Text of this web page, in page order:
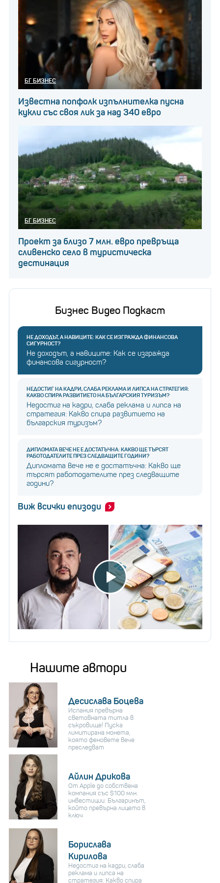
Почивка в Египет срещу
почивка в Тунис: Как да
изберем къде да отидем?
Учените откриха доказателства, че филтриране
на водата и хидравличната система може да са
която се смята, че е била построена надолу по
течението от водосбора.
Вътрешната архитектура на стъпалообразната
пирамида е в съответствие с хидравлично
повдигащо устройство, за което никога не е
съобщавано досега, казват изследователите.
БГ БИЗНЕС
Известна попфолк изпълнителка пусна
кукли със своя лик за над 340 евро
БГ БИЗНЕС
Проект за близо 7 млн. евро превръща
сливенско село в туристическа
дестинация
Бизнес Видео Подкаст
НЕ ДОХОДЪТ, А НАВИЦИТЕ: КАК СЕ ИЗГРАЖДА ФИНАНСОВА
СИГУРНОСТ?
Не доходът, а навиците: Как се изгражда
финансова сигурност?
НЕДОСТИГ НА КАДРИ, СЛАБА РЕКЛАМА И ЛИПСА НА СТРАТЕГИЯ:
КАКВО СПИРА РАЗВИТИЕТО НА БЪЛГАРСКИЯ ТУРИЗЪМ?
Недостиг на кадри, слаба реклама и липса на
стратегия: Какво спира развитието на
българския туризъм?
ДИПЛОМАТА ВЕЧЕ НЕ Е ДОСТАТЪЧНА: КАКВО ЩЕ ТЪРСЯТ
РАБОТОДАТЕЛИТЕ ПРЕЗ СЛЕДВАЩИТЕ ГОДИНИ?
Дипломата вече не е достатъчна: Какво ще
търсят работодателите през следващите
години?
Виж всички епизоди
Нашите автори
Десислава Боцева
Испания превърна
световната титла в
съкровище! Пуска
лимитирана монета,
която феновете вече
преследват
Айлин Дрикова
От Apple до собствена
компания със $100 млн.
инвестиции: Българинът,
който превърна лицето в
ключ
Борислава
Кирилова
Недостиг на кадри, слаба
реклама и липса на
стратегия: Какво спира